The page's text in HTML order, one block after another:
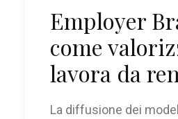
Employer
come
lavora da
La diffusione dei